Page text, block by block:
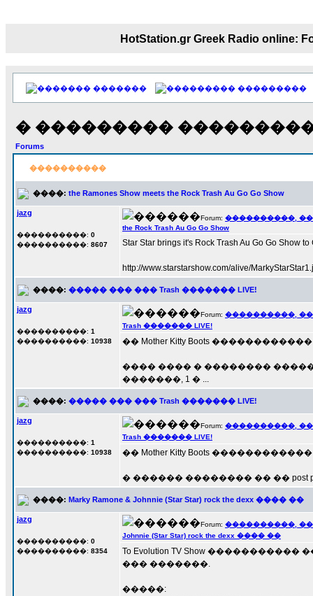
�������������� ��������!
������ �� �����.. "������" ���
15:33
echo : ��������� ����, ���������
����� ��������� ��
������! ��� ������ �� �����...
14:16
LavantiS :������� ���� ���� ������;
18:01
HotStation.gr Greek Radio
������� ���������
� ���������
Forums
����������
����: the Ramones Show meets the Rock Trash Au Go Go Show
jazg
����������: 0
����������: 8607
Forum: ����������,
the Rock Trash Au Go Go Show
Star Star brings it's Rock Trash Au Go Go Show
http://www.starstarshow.com/alive/
����: ����� ��� ��� Trash ������� LIVE!
jazg
����������: 1
����������: 10938
Forum: ����������,
Trash ������� LIVE!
�� Mother Kitty Boots ������������
���� ���� � �������� ������
�������, 1 � ...
����: ����� ��� ��� Trash ������� LIVE!
jazg
����������: 1
����������: 10938
Forum: ����������,
Trash ������� LIVE!
�� Mother Kitty Boots ������������
� ������ �������� �� �� post
����: Marky Ramone & Johnnie (Star Star) rock the dexx ���� ��
jazg
����������: 0
����������: 8354
Forum: ����������,
Johnnie (Star Star) rock the dexx ���� ��
To Evolution TV Show
��� �������.
�����: